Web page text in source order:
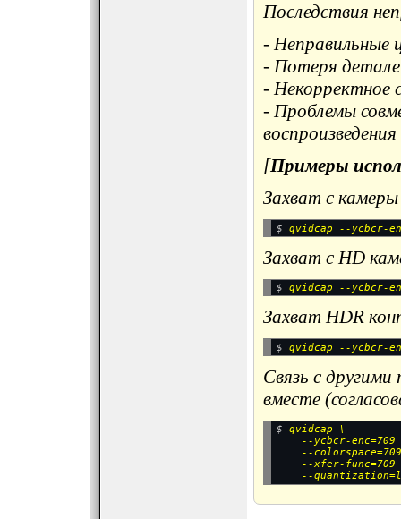
Последствия
- Неправильные
- Потеря
-
- Проблемы
воспроизведения
[Примеры
Захват с
$
Захват с HD
$
Захват HDR
$
Связь с
вместе
$ qvidcap \
--ycbcr-enc=709
--
--xfer-
--